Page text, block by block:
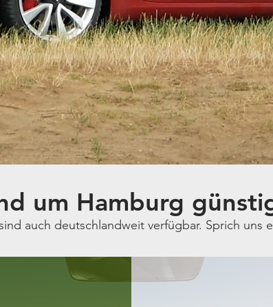
um Hamburg
auch deutschlandweit verfügbar. Sprich uns